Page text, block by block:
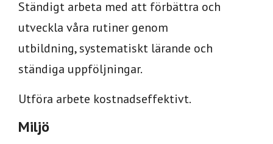
Ständigt arbeta med att förbättra och
utveckla våra rutiner genom
utbildning, systematiskt lärande och
ständiga uppföljningar.
Utföra arbete kostnadseffektivt.
Miljö